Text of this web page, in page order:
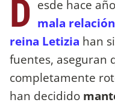
D esde hace
mala
reina Letizia han
fuentes, aseguran
completamente
han decidido